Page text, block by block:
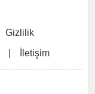
Gizlilik
İletişim